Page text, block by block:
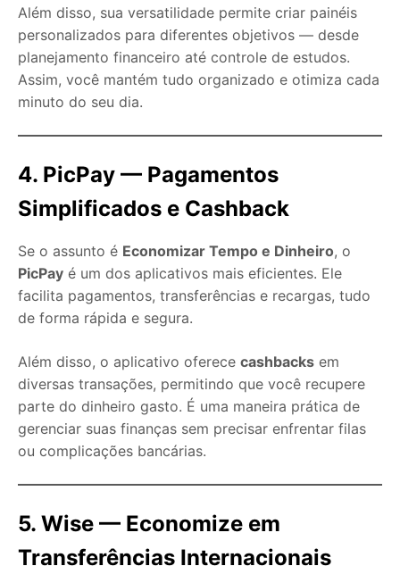
Além disso, sua versatilidade permite criar painéis
personalizados para diferentes objetivos — desde
planejamento financeiro até controle de estudos.
Assim, você mantém tudo organizado e otimiza cada
minuto do seu dia.
4. PicPay — Pagamentos
Simplificados e Cashback
Se o assunto é Economizar Tempo e Dinheiro, o
PicPay é um dos aplicativos mais eficientes. Ele
facilita pagamentos, transferências e recargas, tudo
de forma rápida e segura.
Além disso, o aplicativo oferece cashbacks em
diversas transações, permitindo que você recupere
parte do dinheiro gasto. É uma maneira prática de
gerenciar suas finanças sem precisar enfrentar filas
ou complicações bancárias.
5. Wise — Economize em
Transferências Internacionais